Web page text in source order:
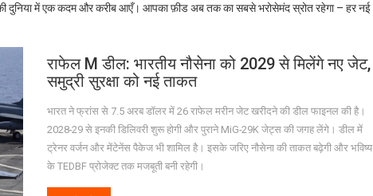
दुनिया में एक कदम और करीब आएँ। आपका फ़ीड अब तक का सबसे भरोसेमंद स्रोत रहेगा – हर नई
राफेल M डील: भारतीय नौसेना को 2029 से मिलेंगे नए जेट,
समुद्री सुरक्षा को नई ताकत
भारत ने फ्रांस से 7.5 अरब डॉलर में 26 राफेल मरीन जेट खरीदने की डील फाइनल की है।
2028-29 से इनकी डिलिवरी शुरू होगी और पुराने MiG-29K जेट्स की जगह लेंगे। डील में
ट्रेनर वर्जन और मेंटेनेंस पैकेज भी शामिल है। इसके जरिए नौसेना की ताकत बढ़ेगी और भविष्य
के TEDBF प्रोजेक्ट तक मजबूती बनी रहेगी।